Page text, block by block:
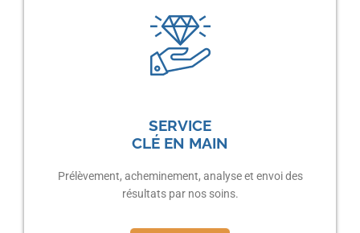
SERVICE
CLÉ EN MAIN
Prélèvement, acheminement, analyse et envoi des
résultats par nos soins.